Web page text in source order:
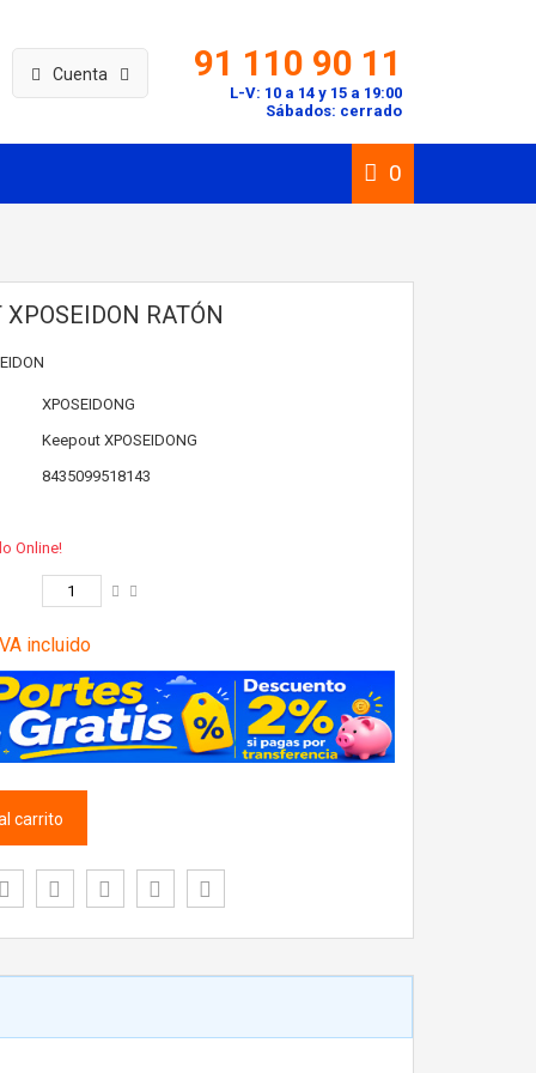
Cuenta 91 110 90 11
L-V: 10 a 14 y 15 a 19:00
Sábados: cerrado
0
XPOSEIDON RATÓN
XPOSEIDONG
Keepout XPOSEIDONG
8435099518143
Online!
incluido
carrito